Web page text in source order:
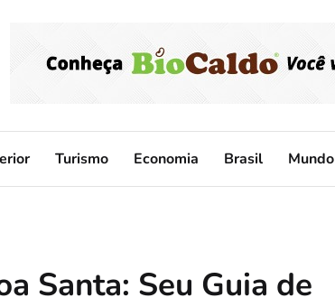
Turismo Economia Brasil Mundo
Santa: Seu Guia de